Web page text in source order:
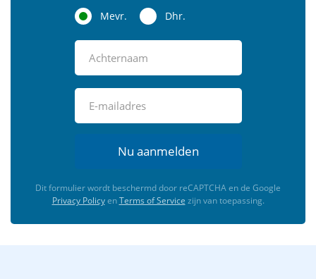
Mevr. Dhr.
Nu aanmelden
Dit formulier wordt beschermd door reCAPTCHA en de Google
Privacy PolicyenTerms of Service zijn van toepassing.